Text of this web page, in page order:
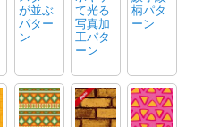
が並ぶ
パター
ン
て光る
写真加
工パタ
ーン
柄パタ
ーン